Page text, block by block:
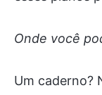
Onde você
Um caderno?